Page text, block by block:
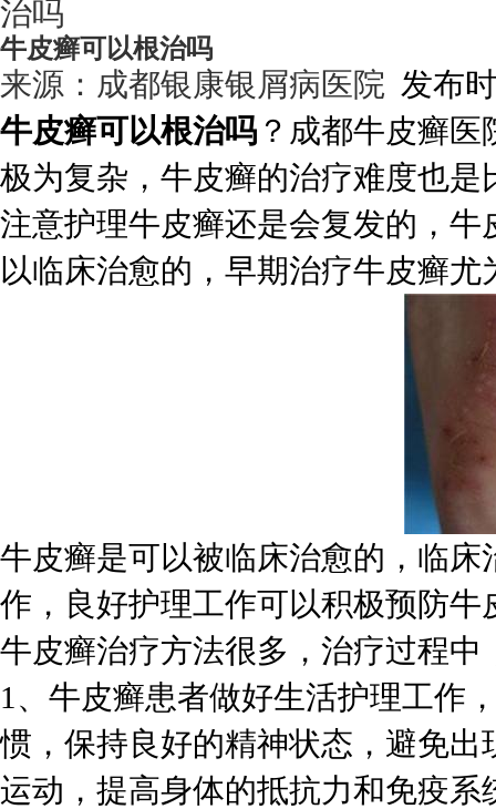
治吗
牛皮癣可以根治吗
来源： 成都银康银屑病医院 发布
牛皮癣可以根治吗 ？成都牛皮癣
极为复杂，牛皮癣的治疗难度也
注意护理牛皮癣还是会复发的，
以临床治愈的，早期治疗牛皮癣尤
牛皮癣是可以被临床治愈的，临
作，良好护理工作可以积极预防牛
牛皮癣治疗方法很多，治疗过程
1、牛皮癣患者做好生活护理工作
惯，保持良好的精神状态，避免
运动，提高身体的抵抗力和免疫